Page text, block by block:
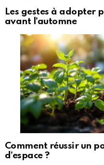
Les gestes à adopter
avant l’automne
Comment réussir un
d’espace ?